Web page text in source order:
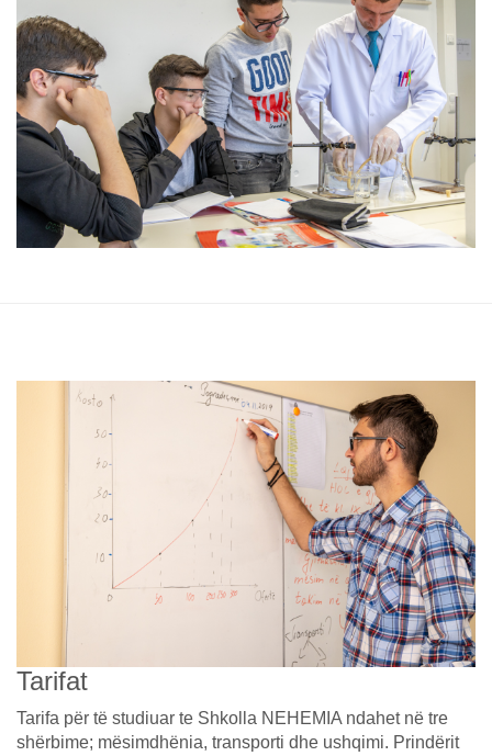
Tarifat
Tarifa për të studiuar te Shkolla NEHEMIA ndahet në tre
shërbime; mësimdhënia, transporti dhe ushqimi. Prindërit